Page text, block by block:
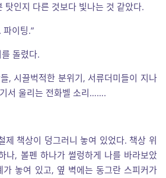
탓인지 다른 것보다 빛나는 것 같았다.
파이팅.”
돌렸다.
, 시끌벅적한 분위기, 서류더미들이 지나
서 울리는 전화벨 소리…….
제 책상이 덩그러니 놓여 있었다. 책상 위
나, 볼펜 하나가 썰렁하게 나를 바라보았
가 놓여 있고, 옆 벽에는 동그란 스피커가